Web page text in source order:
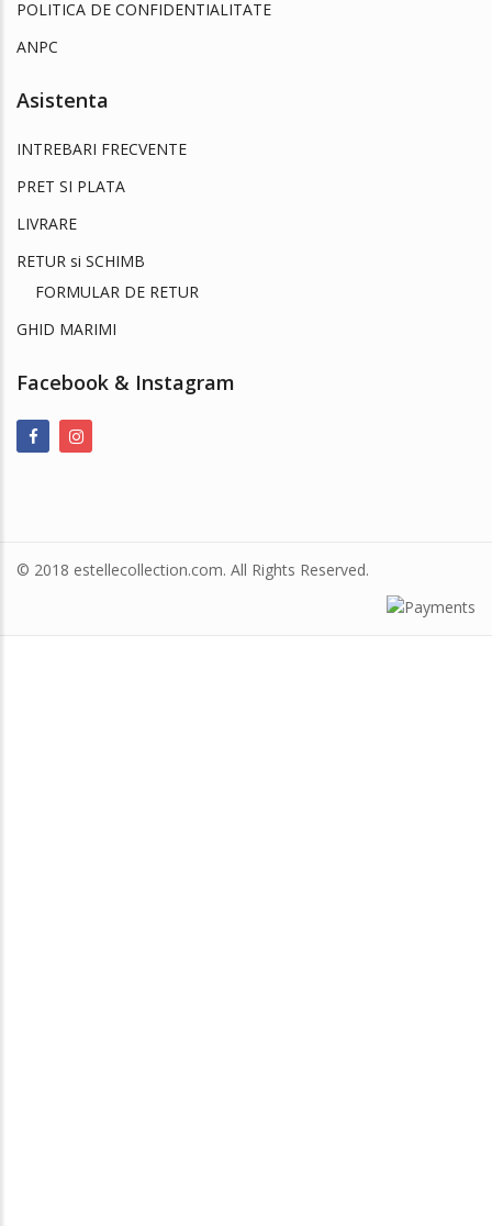
POLITICA DE CONFIDENTIALITATE
ANPC
Asistenta
INTREBARI FRECVENTE
PRET SI PLATA
LIVRARE
RETUR si SCHIMB
FORMULAR DE RETUR
GHID MARIMI
Facebook & Instagram
© 2018 estellecollection.com. All Rights Reserved.